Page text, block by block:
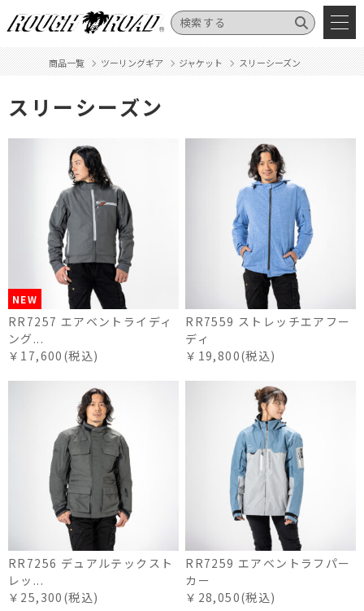
商品一覧 ツーリングギア ジャケット スリーシーズン
スリーシーズン
NEW
RR7257 エアベントライディ
ング...
￥17,600(税込)
RR7559 ストレッチエアフー
ディ
￥19,800(税込)
RR7256 デュアルテックスト
レッ...
￥25,300(税込)
RR7259 エアベントラフパー
カー
￥28,050(税込)